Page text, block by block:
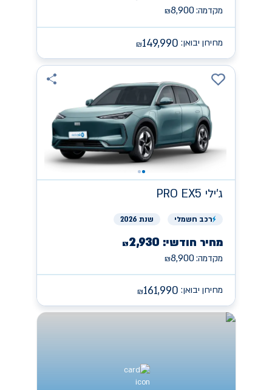
מקדמה: ₪8,900
מחירון יבואן: ₪149,990
ג'ילי PRO EX5
רכב חשמלי שנת 2026
מחיר חודשי: ₪2,930
מקדמה: ₪8,900
מחירון יבואן: ₪161,990